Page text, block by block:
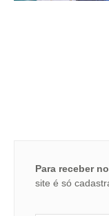
Para receber
site é só